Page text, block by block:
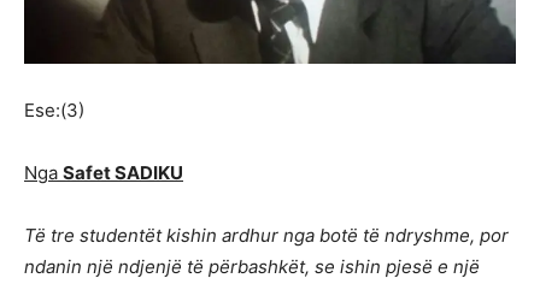
Ese:(3)
Nga Safet SADIKU
Të tre studentët kishin ardhur nga botë të ndryshme, por
ndanin një ndjenjë të përbashkët, se ishin pjesë e një